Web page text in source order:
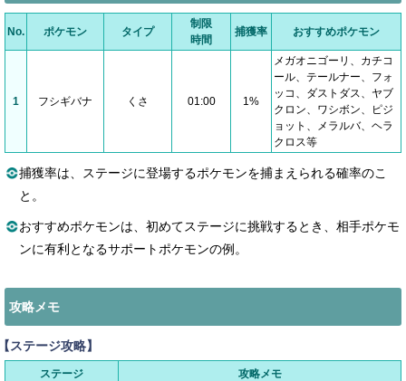
No. ポケモン タイプ
制限
時間
捕獲率 おすすめポケモン
1 フシギバナ くさ 01:00 1%
メガオニゴーリ、カチコ
ール、テールナー、フォ
ッコ、ダストダス、ヤブ
クロン、ワシボン、ピジ
ョット、メラルバ、ヘラ
クロス等
捕獲率は、ステージに登場するポケモンを捕まえられる確率のこ
と。
おすすめポケモンは、初めてステージに挑戦するとき、相手ポケモ
ンに有利となるサポートポケモンの例。
攻略メモ
ステージ攻略】
ステージ 攻略メモ